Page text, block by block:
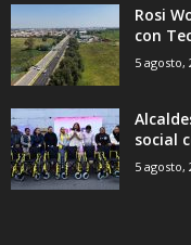
Rosi
con
5 agosto,
social
5 agosto,